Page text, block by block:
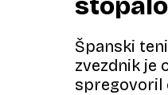
Španski
zvezdnik je
spregovoril